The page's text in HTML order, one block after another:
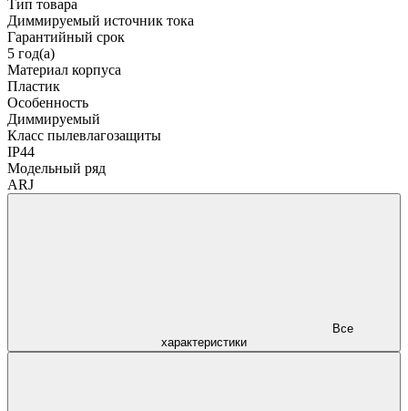
Тип товара
Диммируемый источник тока
Гарантийный срок
5 год(а)
Материал корпуса
Пластик
Особенность
Диммируемый
Класс пылевлагозащиты
IP44
Модельный ряд
ARJ
характеристики